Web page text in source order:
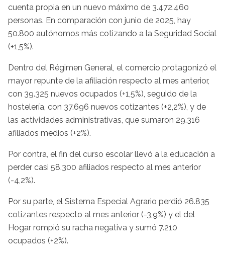
cuenta propia en un nuevo máximo de 3.472.460
personas. En comparación con junio de 2025, hay
50.800 autónomos más cotizando a la Seguridad Social
(+1,5%).
Dentro del Régimen General, el comercio protagonizó el
mayor repunte de la afiliación respecto al mes anterior,
con 39.325 nuevos ocupados (+1,5%), seguido de la
hostelería, con 37.696 nuevos cotizantes (+2,2%), y de
las actividades administrativas, que sumaron 29.316
afiliados medios (+2%).
Por contra, el fin del curso escolar llevó a la educación a
perder casi 58.300 afiliados respecto al mes anterior
(-4,2%).
Por su parte, el Sistema Especial Agrario perdió 26.835
cotizantes respecto al mes anterior (-3,9%) y el del
Hogar rompió su racha negativa y sumó 7.210
ocupados (+2%).